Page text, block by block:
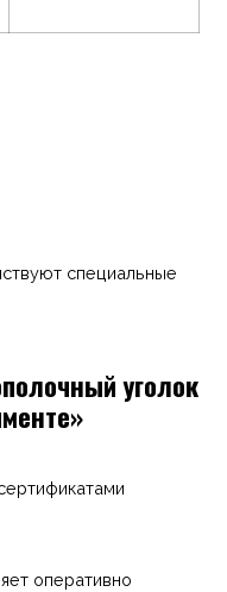
специальные
уголок
оперативно